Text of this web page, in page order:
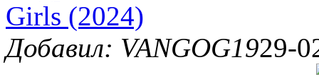
Girls (2024)
Добавил: VANGOG1929-